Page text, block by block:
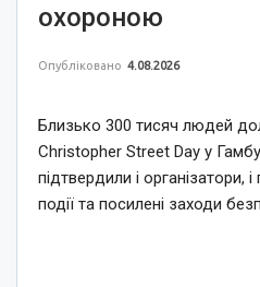
охороною
Опубліковано 4.08.2026
Близько 300 тисяч людей
Christopher Street Day у
підтвердили і організатори,
події та посилені заходи